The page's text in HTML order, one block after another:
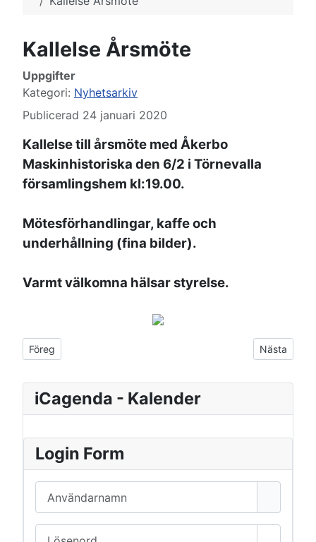
Kallelse Årsmöte
Uppgifter
Kategori: Nyhetsarkiv
Publicerad 24 januari 2020
Kallelse till årsmöte med Åkerbo
Maskinhistoriska den 6/2 i Törnevalla
församlingshem kl:19.00.
Mötesförhandlingar, kaffe och
underhållning (fina bilder).
Varmt välkomna hälsar styrelse.
Föregående artikel: Landsbygdens dag i Lundby loge 2020
Föreg Nästa
Nästa
iCagenda - Kalender
Login Form